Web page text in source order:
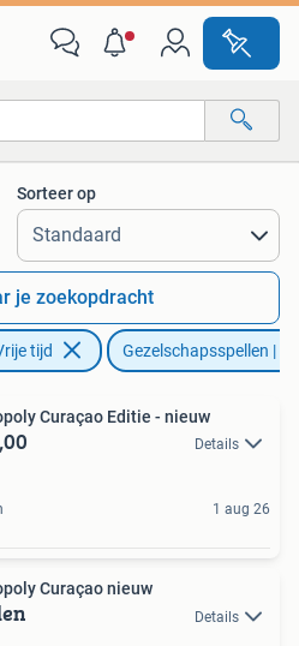
Sorteer op
je zoekopdracht
tijd Gezelschapsspellen |
Curaçao Editie - nieuw
Details
1 aug 26
Monopoly Curaçao nieuw
Details